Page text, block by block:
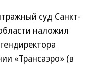
суд Санкт-
наложил
«Трансаэро» (в